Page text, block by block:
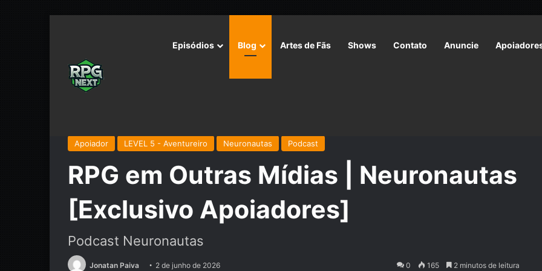
Episódios Blog Artes de Fãs Shows Contato Anuncie
Apoiador LEVEL 5 - Aventureiro Neuronautas Podcast
RPG em Outras Mídias | Neuronautas
[Exclusivo Apoiadores]
Podcast Neuronautas
Jonatan Paiva 2 de junho de 2026 0 165 2 minutos de leitura